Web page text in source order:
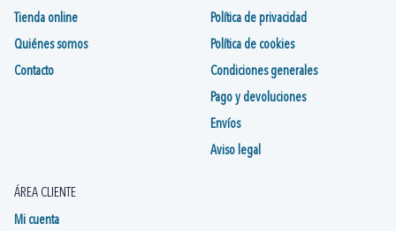
Tienda online
Quiénes somos
Contacto
Política de privacidad
Política de cookies
Condiciones generales
Pago y devoluciones
Envíos
Aviso legal
ÁREA CLIENTE
Mi cuenta